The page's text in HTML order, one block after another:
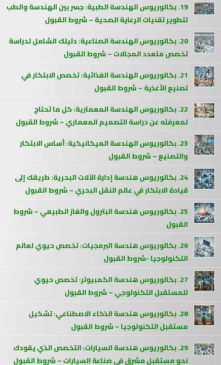
19. بكالوريوس الهندسة الطبية: جسر بين الهندسة والطب
لتطوير تقنيات الرعاية الصحية – شروط القبول
20. بكالوريوس الهندسة الصناعية: دليلك الشامل لدراسة
تخصص متعدد المجالات – شروط القبول
21. بكالوريوس الهندسة الغذائية: تخصص الابتكار في
تصنيع الأغذية – شروط القبول
22. بكالوريوس الهندسة المعمارية: كل ما تحتاج
لمعرفته عن دراسة التصميم المعماري – شروط القبول
23. بكالوريوس الهندسة الميكانيكية: أساس الابتكار
والتصنيع – شروط القبول
24. بكالوريوس هندسة إدارة الآلات البحرية: طريقك إلى
قيادة الابتكار في عالم النقل البحري – شروط القبول
25. بكالوريوس هندسة البترول والغاز الطبيعي – شروط
القبول
26. بكالوريوس هندسة البرمجيات: تخصص حيوي لعالم
التكنولوجيا -شروط القبول
27. بكالوريوس هندسة الكمبيوتر: تخصص حيوي
للمستقبل التكنولوجي – شروط القبول
28. بكالوريوس هندسة الذكاء الاصطناعي: تشكيل
مستقبل التكنولوجيا – شروط القبول
29. بكالوريوس هندسة السيارات: التخصص الذي يقودك
نحو مستقبل مشرق في صناعة السيارات – شروط القبول